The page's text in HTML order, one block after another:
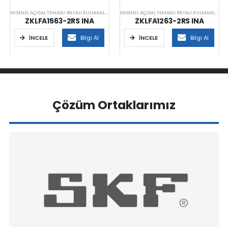
ZKLFA1563-2RS INA
İNCELE Bilgi Al
ZKLFA1263-2RS INA
İNCELE Bilgi Al
Çözüm Ortaklarımız